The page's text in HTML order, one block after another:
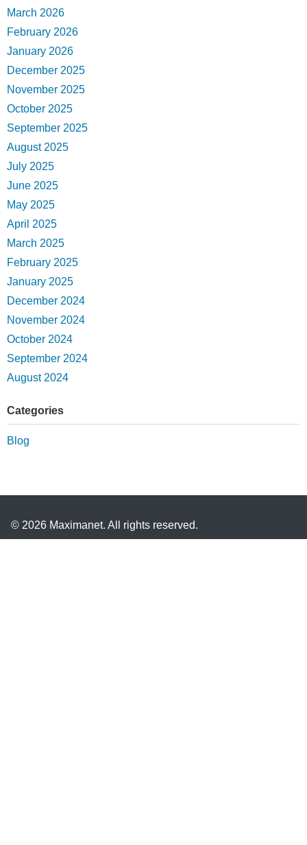
March 2026
February 2026
January 2026
December 2025
November 2025
October 2025
September 2025
August 2025
July 2025
June 2025
May 2025
April 2025
March 2025
February 2025
January 2025
December 2024
November 2024
October 2024
September 2024
August 2024
Categories
Blog
© 2026 Maximanet. All rights reserved.